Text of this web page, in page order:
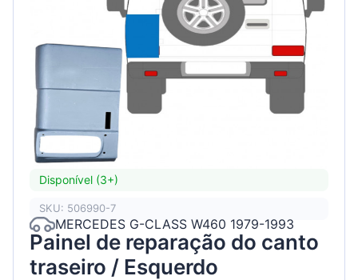
Disponível (3+)
SKU: 506990-7
MERCEDES G-CLASS W460 1979-1993
Painel de reparação do canto
traseiro / Esquerdo